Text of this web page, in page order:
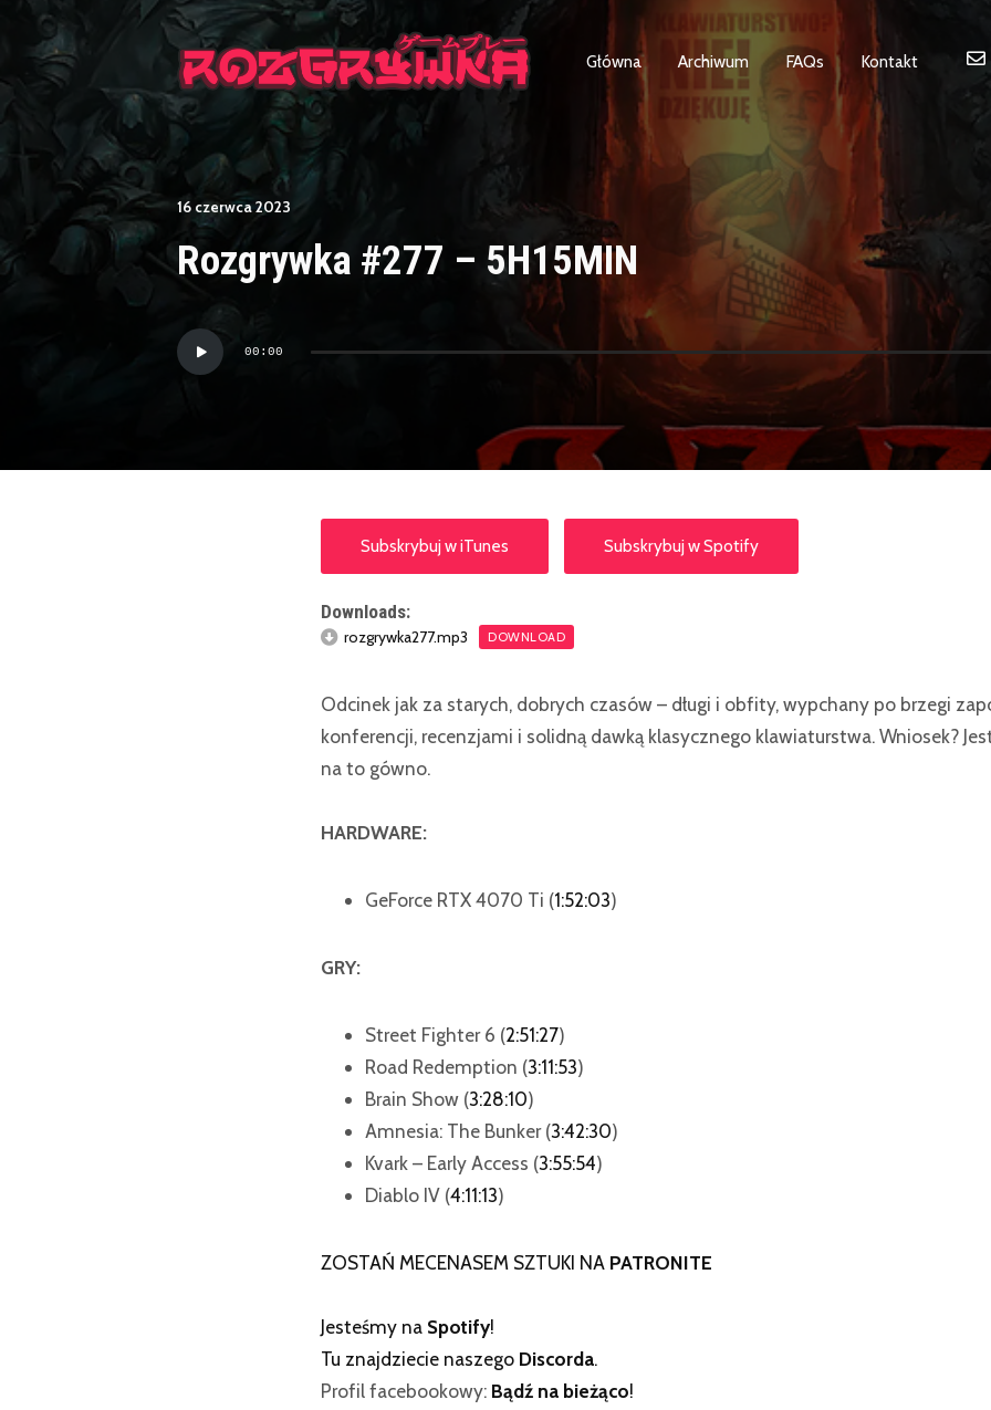
Główna Archiwum FAQs Kontakt
16 czerwca 2023
Rozgrywka #277 – 5H15MIN
Odtwarzacz
plików
00:00
Subskrybuj w iTunes Subskrybuj w Spotify
Downloads:
rozgrywka277.mp3 DOWNLOAD
Odcinek jak za starych, dobrych czasów – długi i obfity, wypchany po brzegi
konferencji, recenzjami i solidną dawką klasycznego klawiaturstwa. Wniosek?
na to gówno.
HARDWARE:
GeForce RTX 4070 Ti (1:52:03)
GRY:
Street Fighter 6 (2:51:27)
Road Redemption (3:11:53)
Brain Show (3:28:10)
Amnesia: The Bunker (3:42:30)
Kvark – Early Access (3:55:54)
Diablo IV (4:11:13)
ZOSTAŃ MECENASEM SZTUKI NA PATRONITE
Jesteśmy na Spotify!
Tu znajdziecie naszego Discorda.
Profil facebookowy: Bądź na bieżąco!